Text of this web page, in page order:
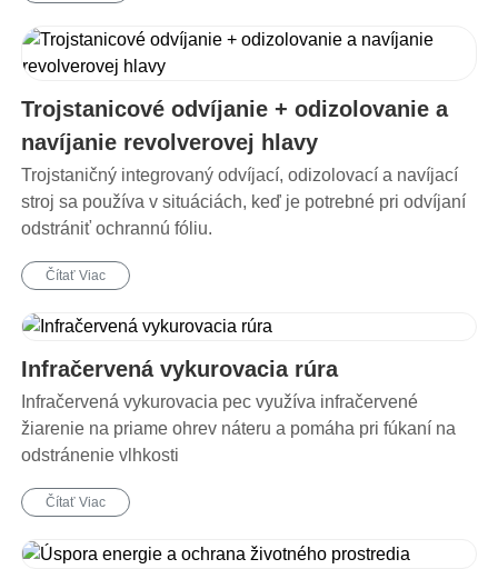
Trojstanicové odvíjanie + odizolovanie a
navíjanie revolverovej hlavy
Trojstaničný integrovaný odvíjací, odizolovací a navíjací
stroj sa používa v situáciách, keď je potrebné pri odvíjaní
odstrániť ochrannú fóliu.
Čítať Viac
Infračervená vykurovacia rúra
Infračervená vykurovacia pec využíva infračervené
žiarenie na priame ohrev náteru a pomáha pri fúkaní na
odstránenie vlhkosti
Čítať Viac